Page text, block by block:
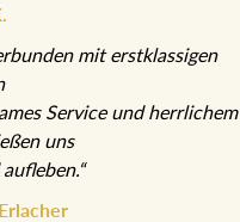
mit erstklassigen
Service und herrlichem
uns